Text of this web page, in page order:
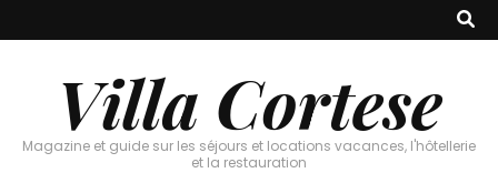
Villa Cortese
Magazine et guide sur les séjours et locations vacances, l'hôtellerie
et la restauration